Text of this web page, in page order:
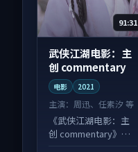
91:31
武侠江湖电影：主
创 commentary
电影 2021
主演： 周迅、任素汐 等
《武侠江湖电影：主
创 commentary》是